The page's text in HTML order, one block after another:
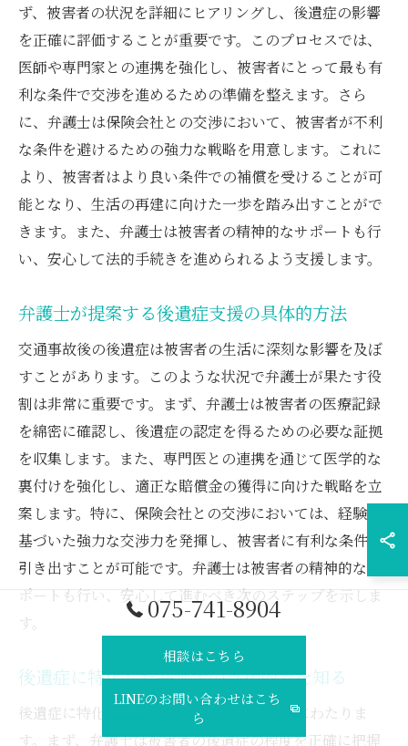
ず、被害者の状況を詳細にヒアリングし、後遺症の影響
を正確に評価することが重要です。このプロセスでは、
医師や専門家との連携を強化し、被害者にとって最も有
利な条件で交渉を進めるための準備を整えます。さら
に、弁護士は保険会社との交渉において、被害者が不利
な条件を避けるための強力な戦略を用意します。これに
より、被害者はより良い条件での補償を受けることが可
能となり、生活の再建に向けた一歩を踏み出すことがで
きます。また、弁護士は被害者の精神的なサポートも行
い、安心して法的手続きを進められるよう支援します。
弁護士が提案する後遺症支援の具体的方法
交通事故後の後遺症は被害者の生活に深刻な影響を及ぼ
すことがあります。このような状況で弁護士が果たす役
割は非常に重要です。まず、弁護士は被害者の医療記録
を綿密に確認し、後遺症の認定を得るための必要な証拠
を収集します。また、専門医との連携を通じて医学的な
裏付けを強化し、適正な賠償金の獲得に向けた戦略を立
案します。特に、保険会社との交渉においては、経験に
基づいた強力な交渉力を発揮し、被害者に有利な条件を
引き出すことが可能です。弁護士は被害者の精神的なサ
ポートも行い、安心して進むべき次のステップを示しま
す。
後遺症に特化した弁護士の支援内容を知る
後遺症に特化した弁護士の支援内容は多岐にわたりま
す。まず、弁護士は被害者の後遺症の程度を正確に把握
075-741-8904
相談はこちら
LINEのお問い合わせはこち
ら